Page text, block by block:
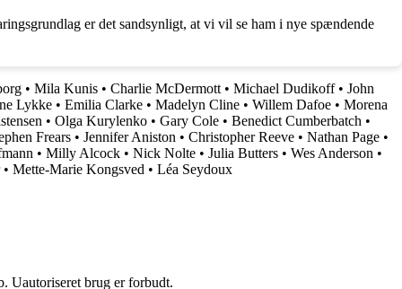
er det sandsynligt, at vi vil se ham i nye spændende
• Mila Kunis • Charlie McDermott • Michael Dudikoff• John
Lykke • Emilia Clarke • Madelyn Cline • Willem Dafoe • Morena
• Olga Kurylenko • Gary Cole • Benedict Cumberbatch •
Frears • Jennifer Aniston • Christopher Reeve • Nathan Page •
• Milly Alcock • Nick Nolte • Julia Butters • Wes Anderson •
• Mette-Marie Kongsved • Léa Seydoux
Uautoriseret brug er forbudt.